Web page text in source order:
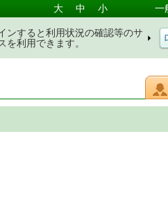
大 中 小 一
ンすると利用状況の確認等のサ
を利用できます。